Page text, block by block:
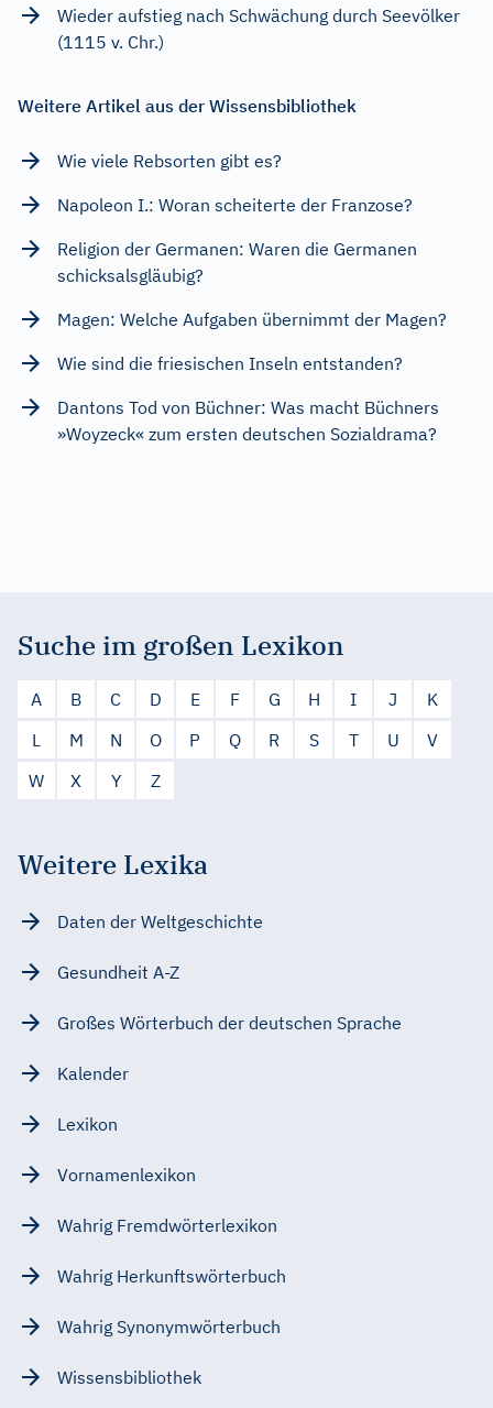
Wieder aufstieg nach Schwächung durch Seevölker
(1115 v. Chr.)
Weitere Artikel aus der Wissensbibliothek
Wie viele Rebsorten gibt es?
Napoleon I.: Woran scheiterte der Franzose?
Religion der Germanen: Waren die Germanen
schicksalsgläubig?
Magen: Welche Aufgaben übernimmt der Magen?
Wie sind die friesischen Inseln entstanden?
Dantons Tod von Büchner: Was macht Büchners
»Woyzeck« zum ersten deutschen Sozialdrama?
Suche im großen Lexikon
A B C D E F G H I J
K
L
M N O P Q R S T U
V
W
X Y Z
Weitere Lexika
Daten der Weltgeschichte
Gesundheit A-Z
Großes Wörterbuch der deutschen Sprache
Kalender
Lexikon
Vornamenlexikon
Wahrig Fremdwörterlexikon
Wahrig Herkunftswörterbuch
Wahrig Synonymwörterbuch
Wissensbibliothek